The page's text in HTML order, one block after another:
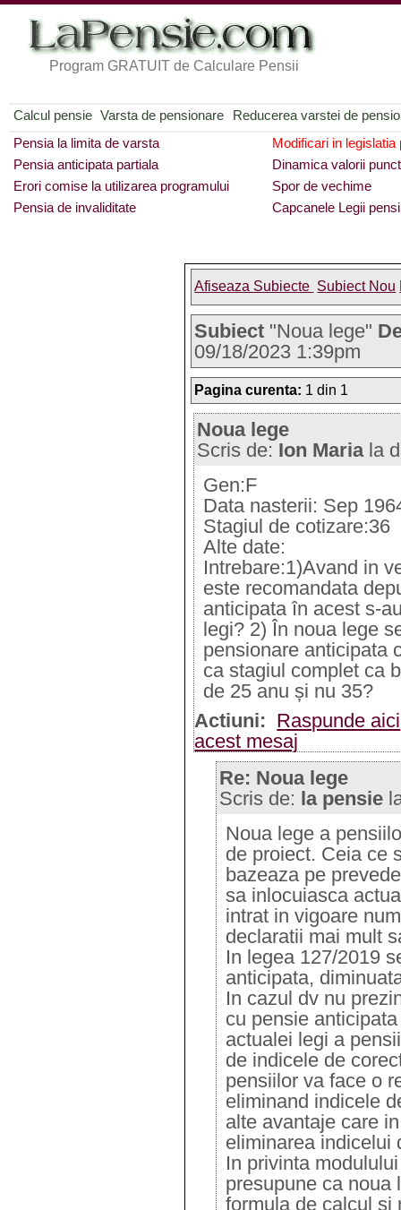
Program GRATUIT de Calculare Pensii
Calcul pensie Varsta de pensionare
Reducerea varstei de
Pensia la limita de varsta
Modificari in legislatia
Pensia anticipata partiala
Dinamica valorii
Erori comise la utilizarea programului
Spor de vechime
Pensia de invaliditate
Capcanele Legii
Afiseaza Subiecte Subiect Nou
Subiect "Noua lege"
09/18/2023 1:39pm
Pagina curenta: 1 din 1
Noua lege
Scris de: Ion Mariala
Gen:F
Data nasterii: Sep
Stagiul de cotizare:36
Alte date:
Intrebare:1)Avand in
este recomandata
anticipata în acest s-
legi? 2) În noua lege
pensionare anticipata
ca stagiul complet ca
de 25 anu și nu 35?
Actiuni: Raspunde aici
acest mesaj
Re: Noua lege
Scris de: la pensie
Noua lege a
de proiect. Ceia ce
bazeaza pe
sa inlocuiasca
intrat in vigoare
declaratii mai mult
In legea 127/2019
anticipata,
In cazul dv nu
cu pensie
actualei legi a
de indicele de
pensiilor va face o
eliminand indicele
alte avantaje care
eliminarea indicelui
In privinta
presupune ca noua
formula de calcul si